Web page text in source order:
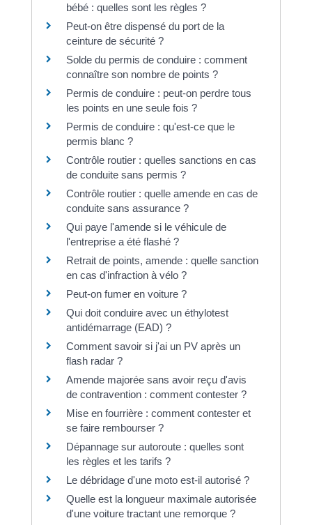
bébé : quelles sont les règles ?
Peut-on être dispensé du port de la
ceinture de sécurité ?
Solde du permis de conduire : comment
connaître son nombre de points ?
Permis de conduire : peut-on perdre tous
les points en une seule fois ?
Permis de conduire : qu'est-ce que le
permis blanc ?
Contrôle routier : quelles sanctions en cas
de conduite sans permis ?
Contrôle routier : quelle amende en cas de
conduite sans assurance ?
Qui paye l'amende si le véhicule de
l'entreprise a été flashé ?
Retrait de points, amende : quelle sanction
en cas d'infraction à vélo ?
Peut-on fumer en voiture ?
Qui doit conduire avec un éthylotest
antidémarrage (EAD) ?
Comment savoir si j'ai un PV après un
flash radar ?
Amende majorée sans avoir reçu d'avis
de contravention : comment contester ?
Mise en fourrière : comment contester et
se faire rembourser ?
Dépannage sur autoroute : quelles sont
les règles et les tarifs ?
Le débridage d'une moto est-il autorisé ?
Quelle est la longueur maximale autorisée
d'une voiture tractant une remorque ?